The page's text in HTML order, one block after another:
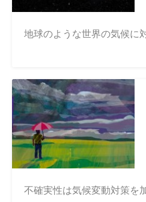
地球のような世界の気候に
不確実性は気候変動対策を